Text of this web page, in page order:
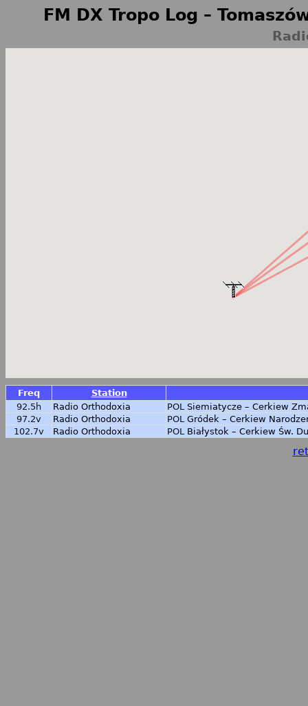
FM DX Tropo Log –
Freq
Station
92.5h
Radio Orthodoxia POL Siemiatycze – Cerkiew
97.2v
Radio Orthodoxia POL Gródek – Cerkiew
102.7v
Radio Orthodoxia POL Białystok – Cerkiew Św.